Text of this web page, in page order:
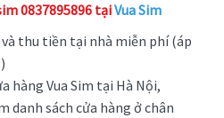
0837895896 tạiVua Sim
và thu tiền tại nhà miễn phí (áp
hàng Vua Sim tại Hà Nội,
danh sách cửa hàng ở chân